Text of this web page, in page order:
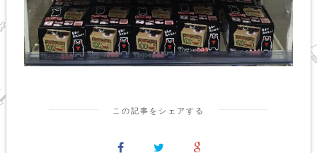
この記事をシェアする